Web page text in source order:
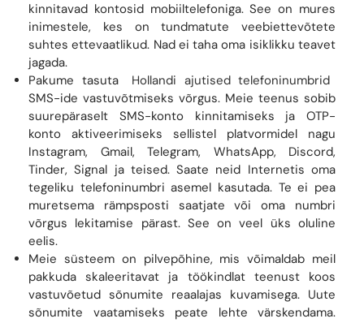
kinnitavad kontosid mobiiltelefoniga. See on mures
inimestele, kes on tundmatute veebiettevõtete
suhtes ettevaatlikud. Nad ei taha oma isiklikku teavet
jagada.
Pakume tasuta
Hollandi ajutised telefoninumbrid
SMS-ide vastuvõtmiseks võrgus. Meie teenus sobib
suurepäraselt SMS-konto kinnitamiseks ja OTP-
konto aktiveerimiseks sellistel platvormidel nagu
Instagram, Gmail, Telegram, WhatsApp, Discord,
Tinder, Signal ja teised. Saate neid Internetis oma
tegeliku telefoninumbri asemel kasutada. Te ei pea
muretsema rämpsposti saatjate või oma numbri
võrgus lekitamise pärast. See on veel üks oluline
eelis.
Meie süsteem on pilvepõhine, mis võimaldab meil
pakkuda skaleeritavat ja töökindlat teenust koos
vastuvõetud sõnumite reaalajas kuvamisega. Uute
sõnumite vaatamiseks peate lehte värskendama.